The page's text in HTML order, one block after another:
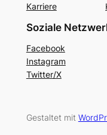
Karriere
Soziale
Facebook
Instagram
Twitter/X
Gestaltet mit